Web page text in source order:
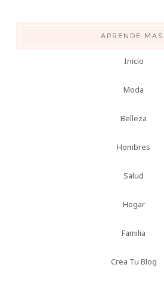
APRENDE MAS!
Inicio
Moda
Belleza
Hombres
Salud
Hogar
Familia
Crea Tu Blog